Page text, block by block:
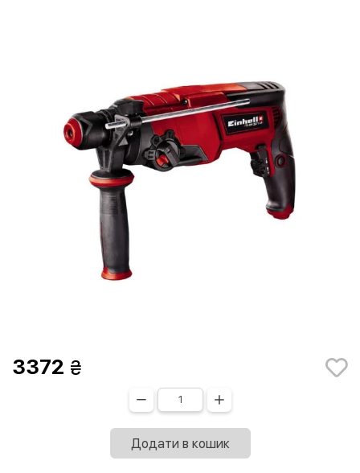
3372
Додати в кошик